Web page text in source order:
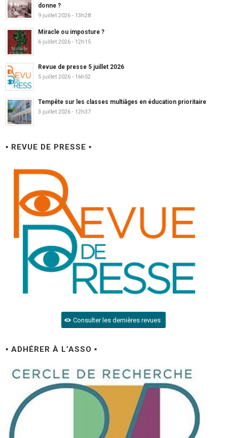
donne ?
9 juillet 2026 - 13h28
Miracle ou imposture ?
6 juillet 2026 - 12h15
Revue de presse 5 juillet 2026
5 juillet 2026 - 16h52
Tempête sur les classes multiâges en éducation prioritaire
3 juillet 2026 - 12h37
▪ REVUE DE PRESSE ▪
Consulter les dernières revues
▪ ADHÉRER À L’ASSO ▪